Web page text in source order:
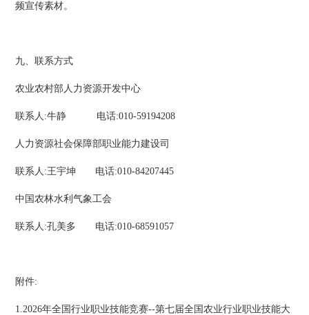
频宣传素材。
九、联系方式
农业农村部人力资源开发中心
联系人:牛静 电话:010-59194208
人力资源社会保障部职业能力建设司
联系人:王宇坤 电话:010-84207445
中国农林水利气象工会
联系人:孔美多 电话:010-68591057
附件:
1.2026年全国行业职业技能竞赛--第七届全国农业行业职业技能大